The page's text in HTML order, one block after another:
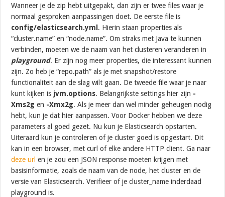
Wanneer je de zip hebt uitgepakt, dan zijn er twee files waar je
normaal gesproken aanpassingen doet. De eerste file is
config/elasticsearch.yml . Hierin staan properties als
“cluster.name” en “node.name”. Om straks met Java te kunnen
verbinden, moeten we de naam van het clusteren veranderen in
playground. Er zijn nog meer properties, die interessant kunnen
zijn. Zo heb je “repo.path” als je met snapshot/restore
functionaliteit aan de slag wilt gaan. De tweede file waar je naar
kunt kijken is jvm.options. Belangrijkste settings hier zijn -
Xms2g en -Xmx2g. Als je meer dan wel minder geheugen nodig
hebt, kun je dat hier aanpassen. Voor Docker hebben we deze
parameters al goed gezet. Nu kun je Elasticsearch opstarten.
Uiteraard kun je controleren of je cluster goed is opgestart. Dit
kan in een browser, met curl of elke andere HTTP client. Ga naar
deze urlen je zou een JSON response moeten krijgen met
basisinformatie, zoals de naam van de node, het cluster en de
versie van Elasticsearch. Verifieer of je cluster_name inderdaad
playground is.